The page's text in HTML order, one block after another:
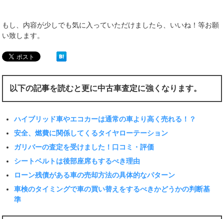
もし、内容が少しでも気に入っていただけましたら、いいね！等お願
い致します。
以下の記事を読むと更に中古車査定に強くなります。
ハイブリッド車やエコカーは通常の車より高く売れる！？
安全、燃費に関係してくるタイヤローテーション
ガリバーの査定を受けました！口コミ・評価
シートベルトは後部座席もするべき理由
ローン残債がある車の売却方法の具体的なパターン
車検のタイミングで車の買い替えをするべきかどうかの判断基
準